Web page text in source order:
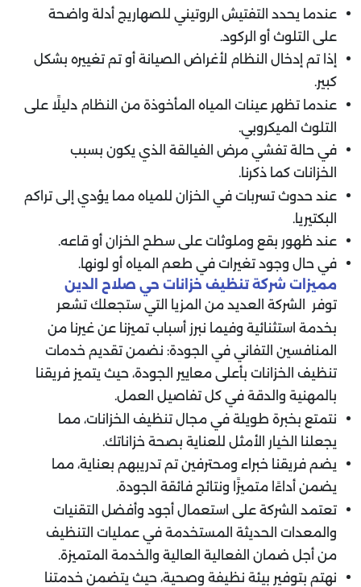
عندما يحدد التفتيش الروتيني للصهاريج أدلة واضحة
على التلوث أو الركود.
إذا تم إدخال النظام لأغراض الصيانة أو تم تغييره بشكل
كبير.
عندما تظهر عينات المياه المأخوذة من النظام دليلًا على
التلوث الميكروبي.
في حالة تفشي مرض الفيالقة الذي يكون بسبب
الخزانات كما ذكرنا.
عند حدوث تسربات في الخزان للمياه مما يؤدي إلى تراكم
البكتيريا.
عند ظهور بقع وملوثات على سطح الخزان أو قاعه.
في حال وجود تغيرات في طعم المياه أو لونها.
مميزات شركة تنظيف خزانات حي صلاح الدين
توفر الشركة العديد من المزيا التي ستجعلك تشعر
بخدمة استثنائية وفيما نبرز أسباب تميزنا عن غيرنا من
المنافسين التفاني في الجودة: نضمن تقديم خدمات
تنظيف الخزانات بأعلى معايير الجودة، حيث يتميز فريقنا
بالمهنية والدقة في كل تفاصيل العمل.
نتمتع بخبرة طويلة في مجال تنظيف الخزانات، مما
يجعلنا الخيار الأمثل للعناية بصحة خزاناتك.
يضم فريقنا خبراء ومحترفين تم تدريبهم بعناية، مما
يضمن أداءًا متميزًا ونتائج فائقة الجودة.
تعتمد الشركة على استعمال أجود وأفضل التقنيات
والمعدات الحديثة المستخدمة في عمليات التنظيف
من أجل ضمان الفعالية العالية والخدمة المتميزة.
نهتم بتوفير بيئة نظيفة وصحية، حيث يتضمن خدمتنا